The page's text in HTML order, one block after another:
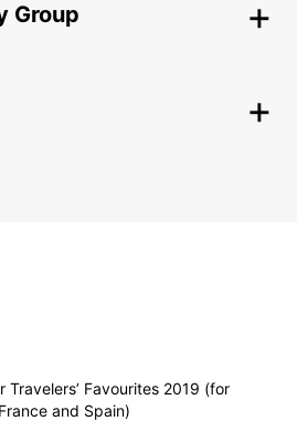
Group
Travelers’ Favourites 2019 (for
and Spain)